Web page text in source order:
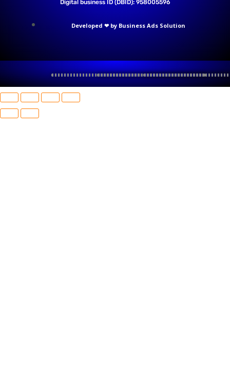
Digital business ID (DBID): 958005596
Developed ❤ by Business Ads Solution